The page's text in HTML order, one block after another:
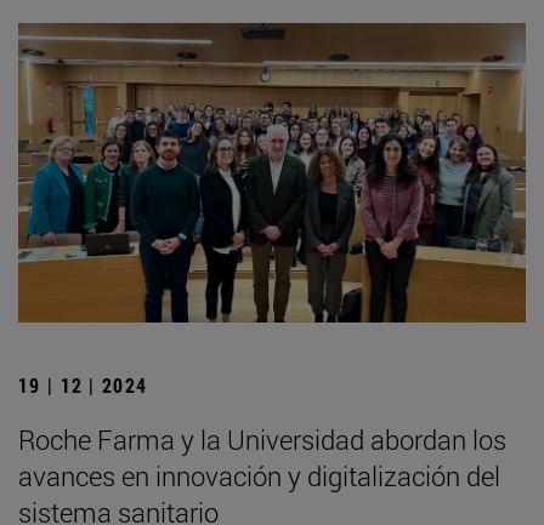
19 | 12 | 2024
Roche Farma y la Universidad abordan los
avances en innovación y digitalización del
sistema sanitario